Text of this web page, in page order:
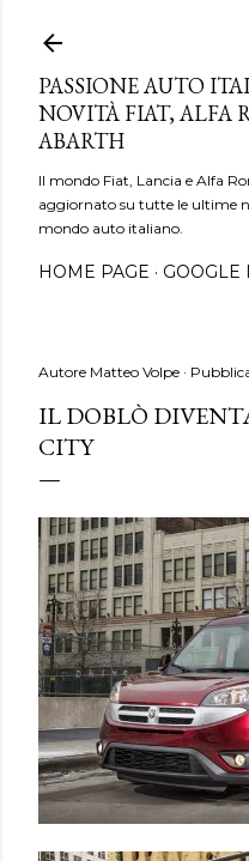
PASSIONE AUTO
NOVITÀ FIAT, ALFA
ABARTH
Il mondo Fiat, Lancia e Alfa
aggiornato su tutte le ultime
mondo auto italiano.
HOME PAGE GOOGLE
Autore Matteo Volpe
IL DOBLÒ
CITY